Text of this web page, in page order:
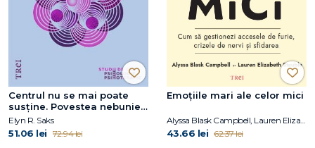
Centrul nu se mai poate
susține. Povestea nebuniei
mele
Elyn R. Saks
51.06 lei 72.94 lei
Emoțiile mari ale celor mici
43.66 lei 62.37 lei